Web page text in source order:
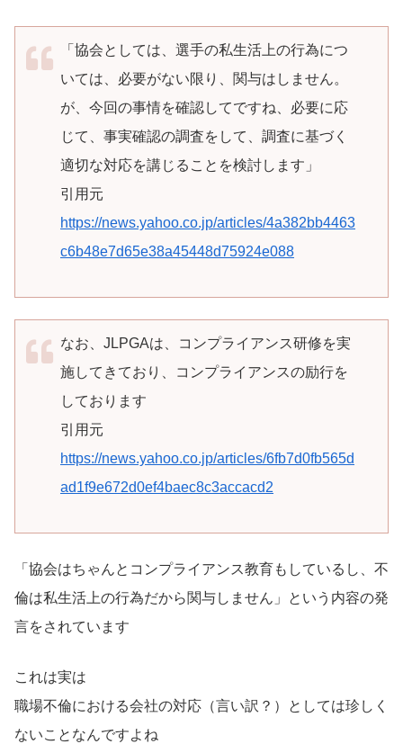
「協会としては、選手の私生活上の行為につ
いては、必要がない限り、関与はしません。
が、今回の事情を確認してですね、必要に応
じて、事実確認の調査をして、調査に基づく
適切な対応を講じることを検討します」
引用元
https://news.yahoo.co.jp/articles/4a382bb4463
c6b48e7d65e38a45448d75924e088
なお、JLPGAは、コンプライアンス研修を実
施してきており、コンプライアンスの励行を
しております
引用元
https://news.yahoo.co.jp/articles/6fb7d0fb565d
ad1f9e672d0ef4baec8c3accacd2
「協会はちゃんとコンプライアンス教育もしているし、不
倫は私生活上の行為だから関与しません」という内容の発
言をされています
これは実は
職場不倫における会社の対応（言い訳？）としては珍しく
ないことなんですよね